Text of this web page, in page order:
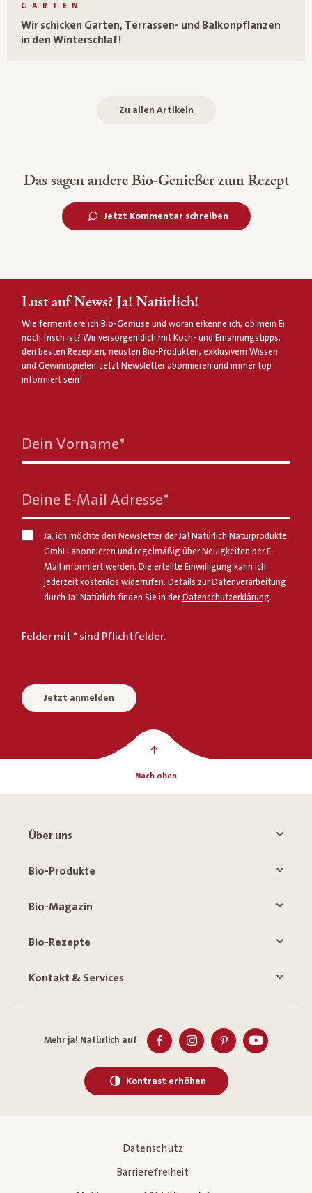
GARTEN
Wir schicken Garten, Terrassen- und Balkonpflanzen
in den Winterschlaf!
Zu allen Artikeln
Das sagen andere Bio-Genießer zum Rezept
Jetzt Kommentar schreiben
Lust auf News? Ja! Natürlich!
Wie fermentiere ich Bio-Gemüse und woran erkenne ich, ob mein Ei
noch frisch ist? Wir versorgen dich mit Koch- und Ernährungstipps,
den besten Rezepten, neusten Bio-Produkten, exklusivem Wissen
und Gewinnspielen. Jetzt Newsletter abonnieren und immer top
informiert sein!
Dein Vorname*
Deine E-Mail Adresse*
Ja, ich möchte den Newsletter der Ja! Natürlich Naturprodukte
GmbH abonnieren und regelmäßig über Neuigkeiten per E-
Mail informiert werden. Die erteilte Einwilligung kann ich
jederzeit kostenlos widerrufen. Details zur Datenverarbeitung
durch Ja! Natürlich finden Sie in derDatenschutzerklärung.
Felder mit * sind Pflichtfelder.
Jetzt anmelden
Nach oben
Über uns
Bio-Produkte
Bio-Magazin
Bio-Rezepte
Kontakt & Services
Mehr ja! Natürlich auf
Kontrast erhöhen
Datenschutz
Barrierefreiheit